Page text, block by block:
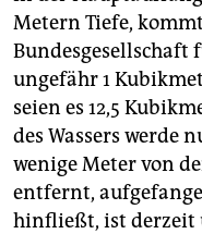
Metern Tiefe,
Bundesgesellschaft
ungefähr 1
seien es 12,5
des Wassers werde
wenige Meter von
entfernt,
hinfließt, ist derzeit